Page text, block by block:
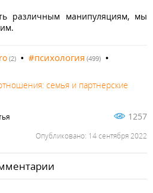
различным манипуляциям, мы
(2) • #психология (499) •
семья и партнерские
1257
Опубликовано: 14 сентября 2022